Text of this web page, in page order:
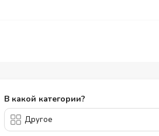
В какой категории?